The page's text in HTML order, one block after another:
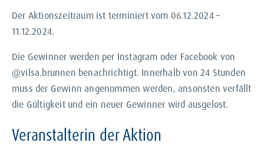
Der Aktionszeitraum ist terminiert vom 06.12.2024 –
11.12.2024.
Die Gewinner werden per Instagram oder Facebook von
@vilsa.brunnen benachrichtigt. Innerhalb von 24 Stunden
muss der Gewinn angenommen werden, ansonsten verfällt
die Gültigkeit und ein neuer Gewinner wird ausgelost.
Veranstalterin der Aktion